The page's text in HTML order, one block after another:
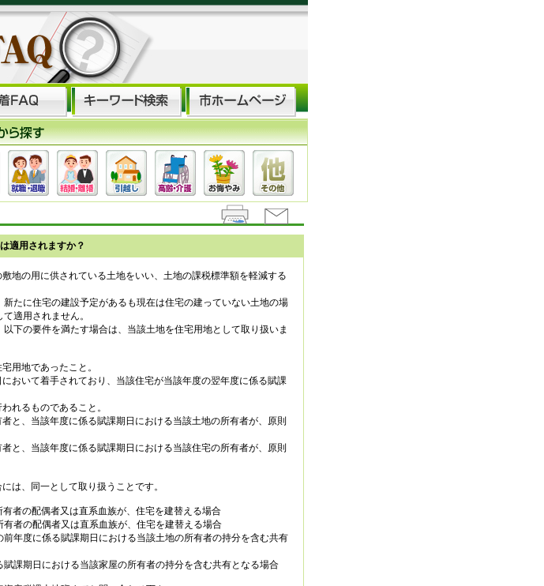
適用されますか？
地の用に供されている土地をいい、土地の課税標準額を軽減する
たに住宅の建設予定があるも現在は住宅の建っていない土地の場
適用されません。
下の要件を満たす場合は、当該土地を住宅用地として取り扱いま
用地であったこと。
おいて着手されており、当該住宅が当該年度の翌年度に係る賦課
れるものであること。
と、当該年度に係る賦課期日における当該土地の所有者が、原則
と、当該年度に係る賦課期日における当該住宅の所有者が、原則
は、同一として取り扱うことです。
者の配偶者又は直系血族が、住宅を建替える場合
者の配偶者又は直系血族が、住宅を建替える場合
年度に係る賦課期日における当該土地の所有者の持分を含む共有
課期日における当該家屋の所有者の持分を含む共有となる場合